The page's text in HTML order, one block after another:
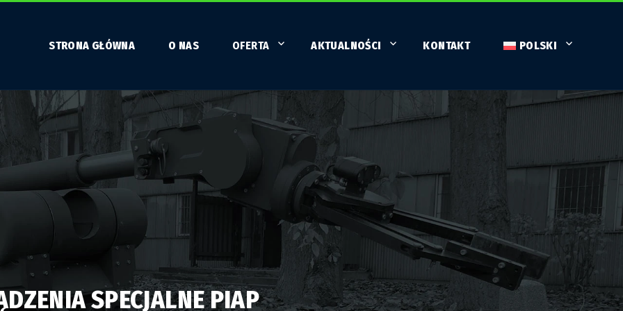
STRONA GŁÓWNA O NAS OFERTA AKTUALNOŚCI KONTAKT POLSKI
SPECJALNE PIAP